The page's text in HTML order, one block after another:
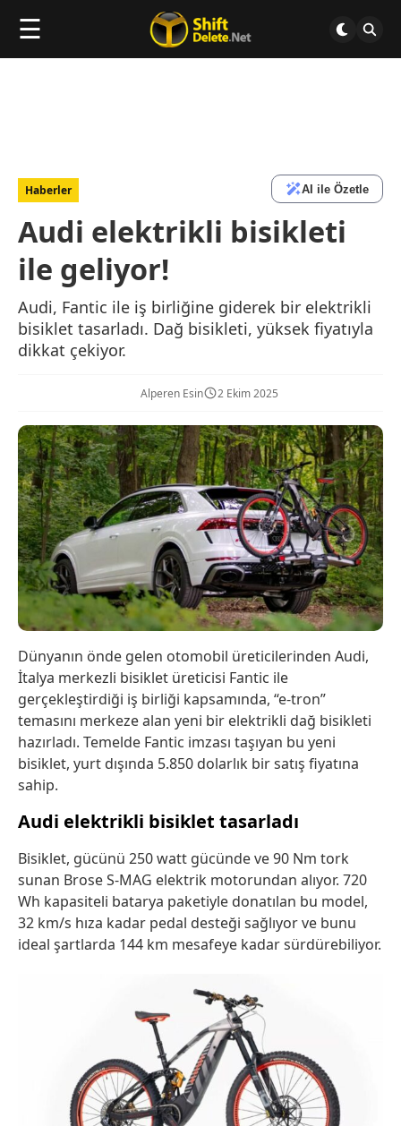
☰
Haberler AI ile Özetle
Audi elektrikli bisikleti
ile geliyor!
Audi, Fantic ile iş birliğine giderek bir elektrikli
bisiklet tasarladı. Dağ bisikleti, yüksek fiyatıyla
dikkat çekiyor.
Alperen Esin 2 Ekim 2025
Dünyanın önde gelen otomobil üreticilerinden Audi,
İtalya merkezli bisiklet üreticisi Fantic ile
gerçekleştirdiği iş birliği kapsamında, “e-tron”
temasını merkeze alan yeni bir elektrikli dağ bisikleti
hazırladı. Temelde Fantic imzası taşıyan bu yeni
bisiklet, yurt dışında 5.850 dolarlık bir satış fiyatına
sahip.
Audi elektrikli bisiklet tasarladı
Bisiklet, gücünü 250 watt gücünde ve 90 Nm tork
sunan Brose S-MAG elektrik motorundan alıyor. 720
Wh kapasiteli batarya paketiyle donatılan bu model,
32 km/s hıza kadar pedal desteği sağlıyor ve bunu
ideal şartlarda 144 km mesafeye kadar sürdürebiliyor.